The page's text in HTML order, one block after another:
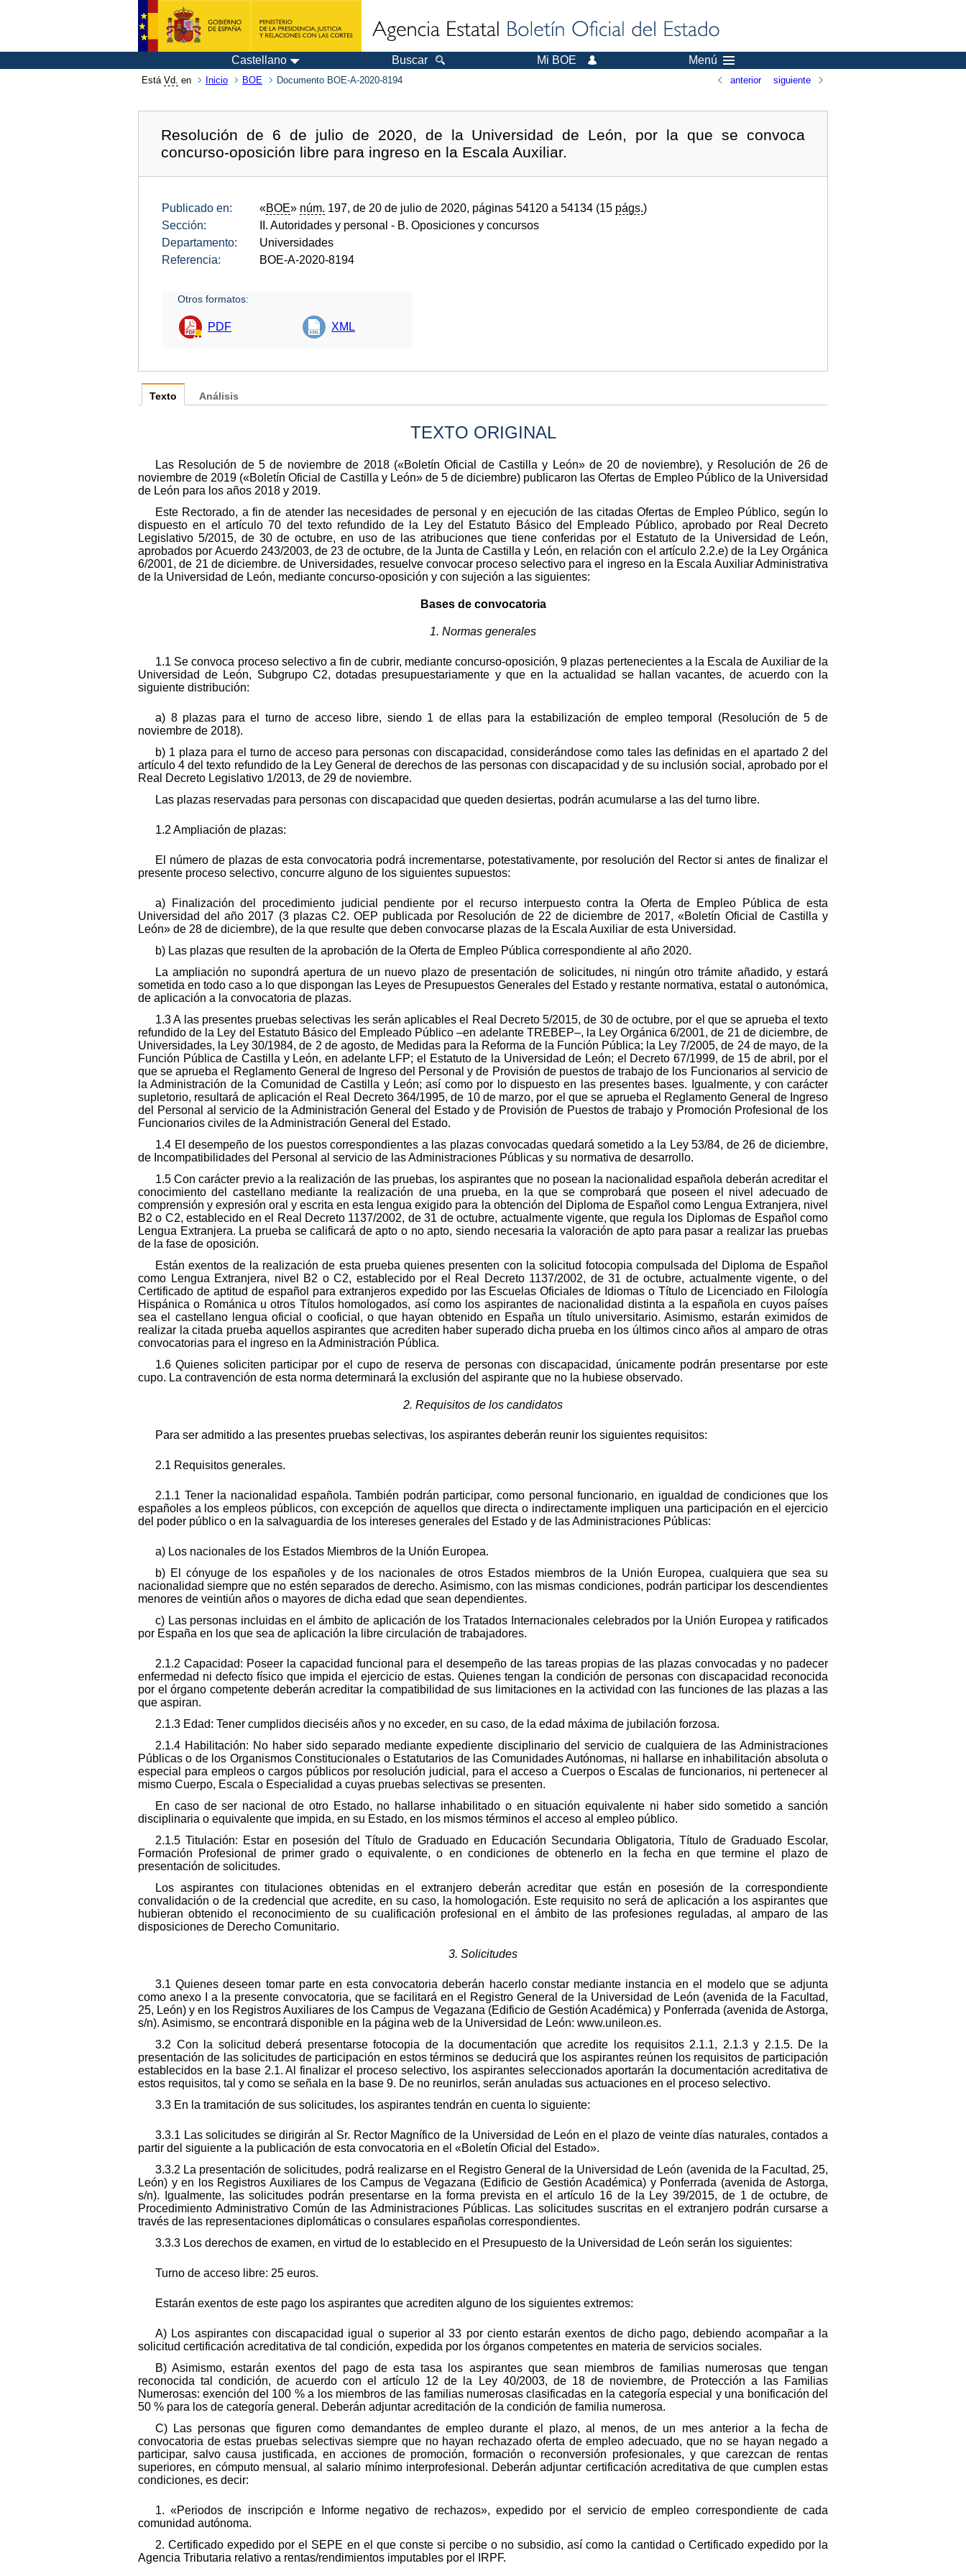
Castellano Buscar Mi BOE Menú
Está Vd. en Inicio BOE Documento BOE-A-2020-8194 anterior siguiente
Resolución de 6 de julio de 2020, de la Universidad de León, por la que se convoca
concurso-oposición libre para ingreso en la Escala Auxiliar.
Publicado en: «BOE» núm. 197, de 20 de julio de 2020, páginas 54120 a 54134 (15 págs.)
Sección:
II. Autoridades y personal - B. Oposiciones y concursos
Departamento:
Universidades
Referencia:
BOE-A-2020-8194
Otros formatos:
PDF XML
Texto
TEXTO ORIGINAL
Las Resolución de 5 de noviembre de 2018 («Boletín Oficial de Castilla y León» de 20 de noviembre), y Resolución de 26 de
noviembre de 2019 («Boletín Oficial de Castilla y León» de 5 de diciembre) publicaron las Ofertas de Empleo Público de la Universidad
de León para los años 2018 y 2019.
Este Rectorado, a fin de atender las necesidades de personal y en ejecución de las citadas Ofertas de Empleo Público, según lo
dispuesto en el artículo 70 del texto refundido de la Ley del Estatuto Básico del Empleado Público, aprobado por Real Decreto
Legislativo 5/2015, de 30 de octubre, en uso de las atribuciones que tiene conferidas por el Estatuto de la Universidad de León,
aprobados por Acuerdo 243/2003, de 23 de octubre, de la Junta de Castilla y León, en relación con el artículo 2.2.e) de la Ley Orgánica
6/2001, de 21 de diciembre. de Universidades, resuelve convocar proceso selectivo para el ingreso en la Escala Auxiliar Administrativa
de la Universidad de León, mediante concurso-oposición y con sujeción a las siguientes:
Bases de convocatoria
1. Normas generales
1.1 Se convoca proceso selectivo a fin de cubrir, mediante concurso-oposición, 9 plazas pertenecientes a la Escala de Auxiliar de la
Universidad de León, Subgrupo C2, dotadas presupuestariamente y que en la actualidad se hallan vacantes, de acuerdo con la
siguiente distribución:
a) 8 plazas para el turno de acceso libre, siendo 1 de ellas para la estabilización de empleo temporal (Resolución de 5 de
noviembre de 2018).
b) 1 plaza para el turno de acceso para personas con discapacidad, considerándose como tales las definidas en el apartado 2 del
artículo 4 del texto refundido de la Ley General de derechos de las personas con discapacidad y de su inclusión social, aprobado por el
Real Decreto Legislativo 1/2013, de 29 de noviembre.
Las plazas reservadas para personas con discapacidad que queden desiertas, podrán acumularse a las del turno libre.
1.2 Ampliación de plazas:
El número de plazas de esta convocatoria podrá incrementarse, potestativamente, por resolución del Rector si antes de finalizar el
presente proceso selectivo, concurre alguno de los siguientes supuestos:
a) Finalización del procedimiento judicial pendiente por el recurso interpuesto contra la Oferta de Empleo Pública de esta
Universidad del año 2017 (3 plazas C2. OEP publicada por Resolución de 22 de diciembre de 2017, «Boletín Oficial de Castilla y
León» de 28 de diciembre), de la que resulte que deben convocarse plazas de la Escala Auxiliar de esta Universidad.
b) Las plazas que resulten de la aprobación de la Oferta de Empleo Pública correspondiente al año 2020.
La ampliación no supondrá apertura de un nuevo plazo de presentación de solicitudes, ni ningún otro trámite añadido, y estará
sometida en todo caso a lo que dispongan las Leyes de Presupuestos Generales del Estado y restante normativa, estatal o autonómica,
de aplicación a la convocatoria de plazas.
1.3 A las presentes pruebas selectivas les serán aplicables el Real Decreto 5/2015, de 30 de octubre, por el que se aprueba el texto
refundido de la Ley del Estatuto Básico del Empleado Público –en adelante TREBEP–, la Ley Orgánica 6/2001, de 21 de diciembre, de
Universidades, la Ley 30/1984, de 2 de agosto, de Medidas para la Reforma de la Función Pública; la Ley 7/2005, de 24 de mayo, de la
Función Pública de Castilla y León, en adelante LFP; el Estatuto de la Universidad de León; el Decreto 67/1999, de 15 de abril, por el
que se aprueba el Reglamento General de Ingreso del Personal y de Provisión de puestos de trabajo de los Funcionarios al servicio de
la Administración de la Comunidad de Castilla y León; así como por lo dispuesto en las presentes bases. Igualmente, y con carácter
supletorio, resultará de aplicación el Real Decreto 364/1995, de 10 de marzo, por el que se aprueba el Reglamento General de Ingreso
del Personal al servicio de la Administración General del Estado y de Provisión de Puestos de trabajo y Promoción Profesional de los
Funcionarios civiles de la Administración General del Estado.
1.4 El desempeño de los puestos correspondientes a las plazas convocadas quedará sometido a la Ley 53/84, de 26 de diciembre,
de Incompatibilidades del Personal al servicio de las Administraciones Públicas y su normativa de desarrollo.
1.5 Con carácter previo a la realización de las pruebas, los aspirantes que no posean la nacionalidad española deberán acreditar el
conocimiento del castellano mediante la realización de una prueba, en la que se comprobará que poseen el nivel adecuado de
comprensión y expresión oral y escrita en esta lengua exigido para la obtención del Diploma de Español como Lengua Extranjera, nivel
B2 o C2, establecido en el Real Decreto 1137/2002, de 31 de octubre, actualmente vigente, que regula los Diplomas de Español como
Lengua Extranjera. La prueba se calificará de apto o no apto, siendo necesaria la valoración de apto para pasar a realizar las pruebas
de la fase de oposición.
Están exentos de la realización de esta prueba quienes presenten con la solicitud fotocopia compulsada del Diploma de Español
como Lengua Extranjera, nivel B2 o C2, establecido por el Real Decreto 1137/2002, de 31 de octubre, actualmente vigente, o del
Certificado de aptitud de español para extranjeros expedido por las Escuelas Oficiales de Idiomas o Título de Licenciado en Filología
Hispánica o Románica u otros Títulos homologados, así como los aspirantes de nacionalidad distinta a la española en cuyos países
sea el castellano lengua oficial o cooficial, o que hayan obtenido en España un título universitario. Asimismo, estarán eximidos de
realizar la citada prueba aquellos aspirantes que acrediten haber superado dicha prueba en los últimos cinco años al amparo de otras
convocatorias para el ingreso en la Administración Pública.
1.6 Quienes soliciten participar por el cupo de reserva de personas con discapacidad, únicamente podrán presentarse por este
cupo. La contravención de esta norma determinará la exclusión del aspirante que no la hubiese observado.
2. Requisitos de los candidatos
Para ser admitido a las presentes pruebas selectivas, los aspirantes deberán reunir los siguientes requisitos:
2.1 Requisitos generales.
2.1.1 Tener la nacionalidad española. También podrán participar, como personal funcionario, en igualdad de condiciones que los
españoles a los empleos públicos, con excepción de aquellos que directa o indirectamente impliquen una participación en el ejercicio
del poder público o en la salvaguardia de los intereses generales del Estado y de las Administraciones Públicas:
a) Los nacionales de los Estados Miembros de la Unión Europea.
b) El cónyuge de los españoles y de los nacionales de otros Estados miembros de la Unión Europea, cualquiera que sea su
nacionalidad siempre que no estén separados de derecho. Asimismo, con las mismas condiciones, podrán participar los descendientes
menores de veintiún años o mayores de dicha edad que sean dependientes.
c) Las personas incluidas en el ámbito de aplicación de los Tratados Internacionales celebrados por la Unión Europea y ratificados
por España en los que sea de aplicación la libre circulación de trabajadores.
2.1.2 Capacidad: Poseer la capacidad funcional para el desempeño de las tareas propias de las plazas convocadas y no padecer
enfermedad ni defecto físico que impida el ejercicio de estas. Quienes tengan la condición de personas con discapacidad reconocida
por el órgano competente deberán acreditar la compatibilidad de sus limitaciones en la actividad con las funciones de las plazas a las
que aspiran.
2.1.3 Edad: Tener cumplidos dieciséis años y no exceder, en su caso, de la edad máxima de jubilación forzosa.
2.1.4 Habilitación: No haber sido separado mediante expediente disciplinario del servicio de cualquiera de las Administraciones
Públicas o de los Organismos Constitucionales o Estatutarios de las Comunidades Autónomas, ni hallarse en inhabilitación absoluta o
especial para empleos o cargos públicos por resolución judicial, para el acceso a Cuerpos o Escalas de funcionarios, ni pertenecer al
mismo Cuerpo, Escala o Especialidad a cuyas pruebas selectivas se presenten.
En caso de ser nacional de otro Estado, no hallarse inhabilitado o en situación equivalente ni haber sido sometido a sanción
disciplinaria o equivalente que impida, en su Estado, en los mismos términos el acceso al empleo público.
2.1.5 Titulación: Estar en posesión del Título de Graduado en Educación Secundaria Obligatoria, Título de Graduado Escolar,
Formación Profesional de primer grado o equivalente, o en condiciones de obtenerlo en la fecha en que termine el plazo de
presentación de solicitudes.
Los aspirantes con titulaciones obtenidas en el extranjero deberán acreditar que están en posesión de la correspondiente
convalidación o de la credencial que acredite, en su caso, la homologación. Este requisito no será de aplicación a los aspirantes que
hubieran obtenido el reconocimiento de su cualificación profesional en el ámbito de las profesiones reguladas, al amparo de las
disposiciones de Derecho Comunitario.
3. Solicitudes
3.1 Quienes deseen tomar parte en esta convocatoria deberán hacerlo constar mediante instancia en el modelo que se adjunta
como anexo I a la presente convocatoria, que se facilitará en el Registro General de la Universidad de León (avenida de la Facultad,
25, León) y en los Registros Auxiliares de los Campus de Vegazana (Edificio de Gestión Académica) y Ponferrada (avenida de Astorga,
s/n). Asimismo, se encontrará disponible en la página web de la Universidad de León: www.unileon.es.
3.2 Con la solicitud deberá presentarse fotocopia de la documentación que acredite los requisitos 2.1.1, 2.1.3 y 2.1.5. De la
presentación de las solicitudes de participación en estos términos se deducirá que los aspirantes reúnen los requisitos de participación
establecidos en la base 2.1. Al finalizar el proceso selectivo, los aspirantes seleccionados aportarán la documentación acreditativa de
estos requisitos, tal y como se señala en la base 9. De no reunirlos, serán anuladas sus actuaciones en el proceso selectivo.
3.3 En la tramitación de sus solicitudes, los aspirantes tendrán en cuenta lo siguiente:
3.3.1 Las solicitudes se dirigirán al Sr. Rector Magnífico de la Universidad de León en el plazo de veinte días naturales, contados a
partir del siguiente a la publicación de esta convocatoria en el «Boletín Oficial del Estado».
3.3.2 La presentación de solicitudes, podrá realizarse en el Registro General de la Universidad de León (avenida de la Facultad, 25,
León) y en los Registros Auxiliares de los Campus de Vegazana (Edificio de Gestión Académica) y Ponferrada (avenida de Astorga,
s/n). Igualmente, las solicitudes podrán presentarse en la forma prevista en el artículo 16 de la Ley 39/2015, de 1 de octubre, de
Procedimiento Administrativo Común de las Administraciones Públicas. Las solicitudes suscritas en el extranjero podrán cursarse a
través de las representaciones diplomáticas o consulares españolas correspondientes.
3.3.3 Los derechos de examen, en virtud de lo establecido en el Presupuesto de la Universidad de León serán los siguientes:
Turno de acceso libre: 25 euros.
Estarán exentos de este pago los aspirantes que acrediten alguno de los siguientes extremos:
A) Los aspirantes con discapacidad igual o superior al 33 por ciento estarán exentos de dicho pago, debiendo acompañar a la
solicitud certificación acreditativa de tal condición, expedida por los órganos competentes en materia de servicios sociales.
B) Asimismo, estarán exentos del pago de esta tasa los aspirantes que sean miembros de familias numerosas que tengan
reconocida tal condición, de acuerdo con el artículo 12 de la Ley 40/2003, de 18 de noviembre, de Protección a las Familias
Numerosas: exención del 100 % a los miembros de las familias numerosas clasificadas en la categoría especial y una bonificación del
50 % para los de categoría general. Deberán adjuntar acreditación de la condición de familia numerosa.
C) Las personas que figuren como demandantes de empleo durante el plazo, al menos, de un mes anterior a la fecha de
convocatoria de estas pruebas selectivas siempre que no hayan rechazado oferta de empleo adecuado, que no se hayan negado a
participar, salvo causa justificada, en acciones de promoción, formación o reconversión profesionales, y que carezcan de rentas
superiores, en cómputo mensual, al salario mínimo interprofesional. Deberán adjuntar certificación acreditativa de que cumplen estas
condiciones, es decir:
1. «Periodos de inscripción e Informe negativo de rechazos», expedido por el servicio de empleo correspondiente de cada
comunidad autónoma.
2. Certificado expedido por el SEPE en el que conste si percibe o no subsidio, así como la cantidad o Certificado expedido por la
Agencia Tributaria relativo a rentas/rendimientos imputables por el IRPF.
Análisis